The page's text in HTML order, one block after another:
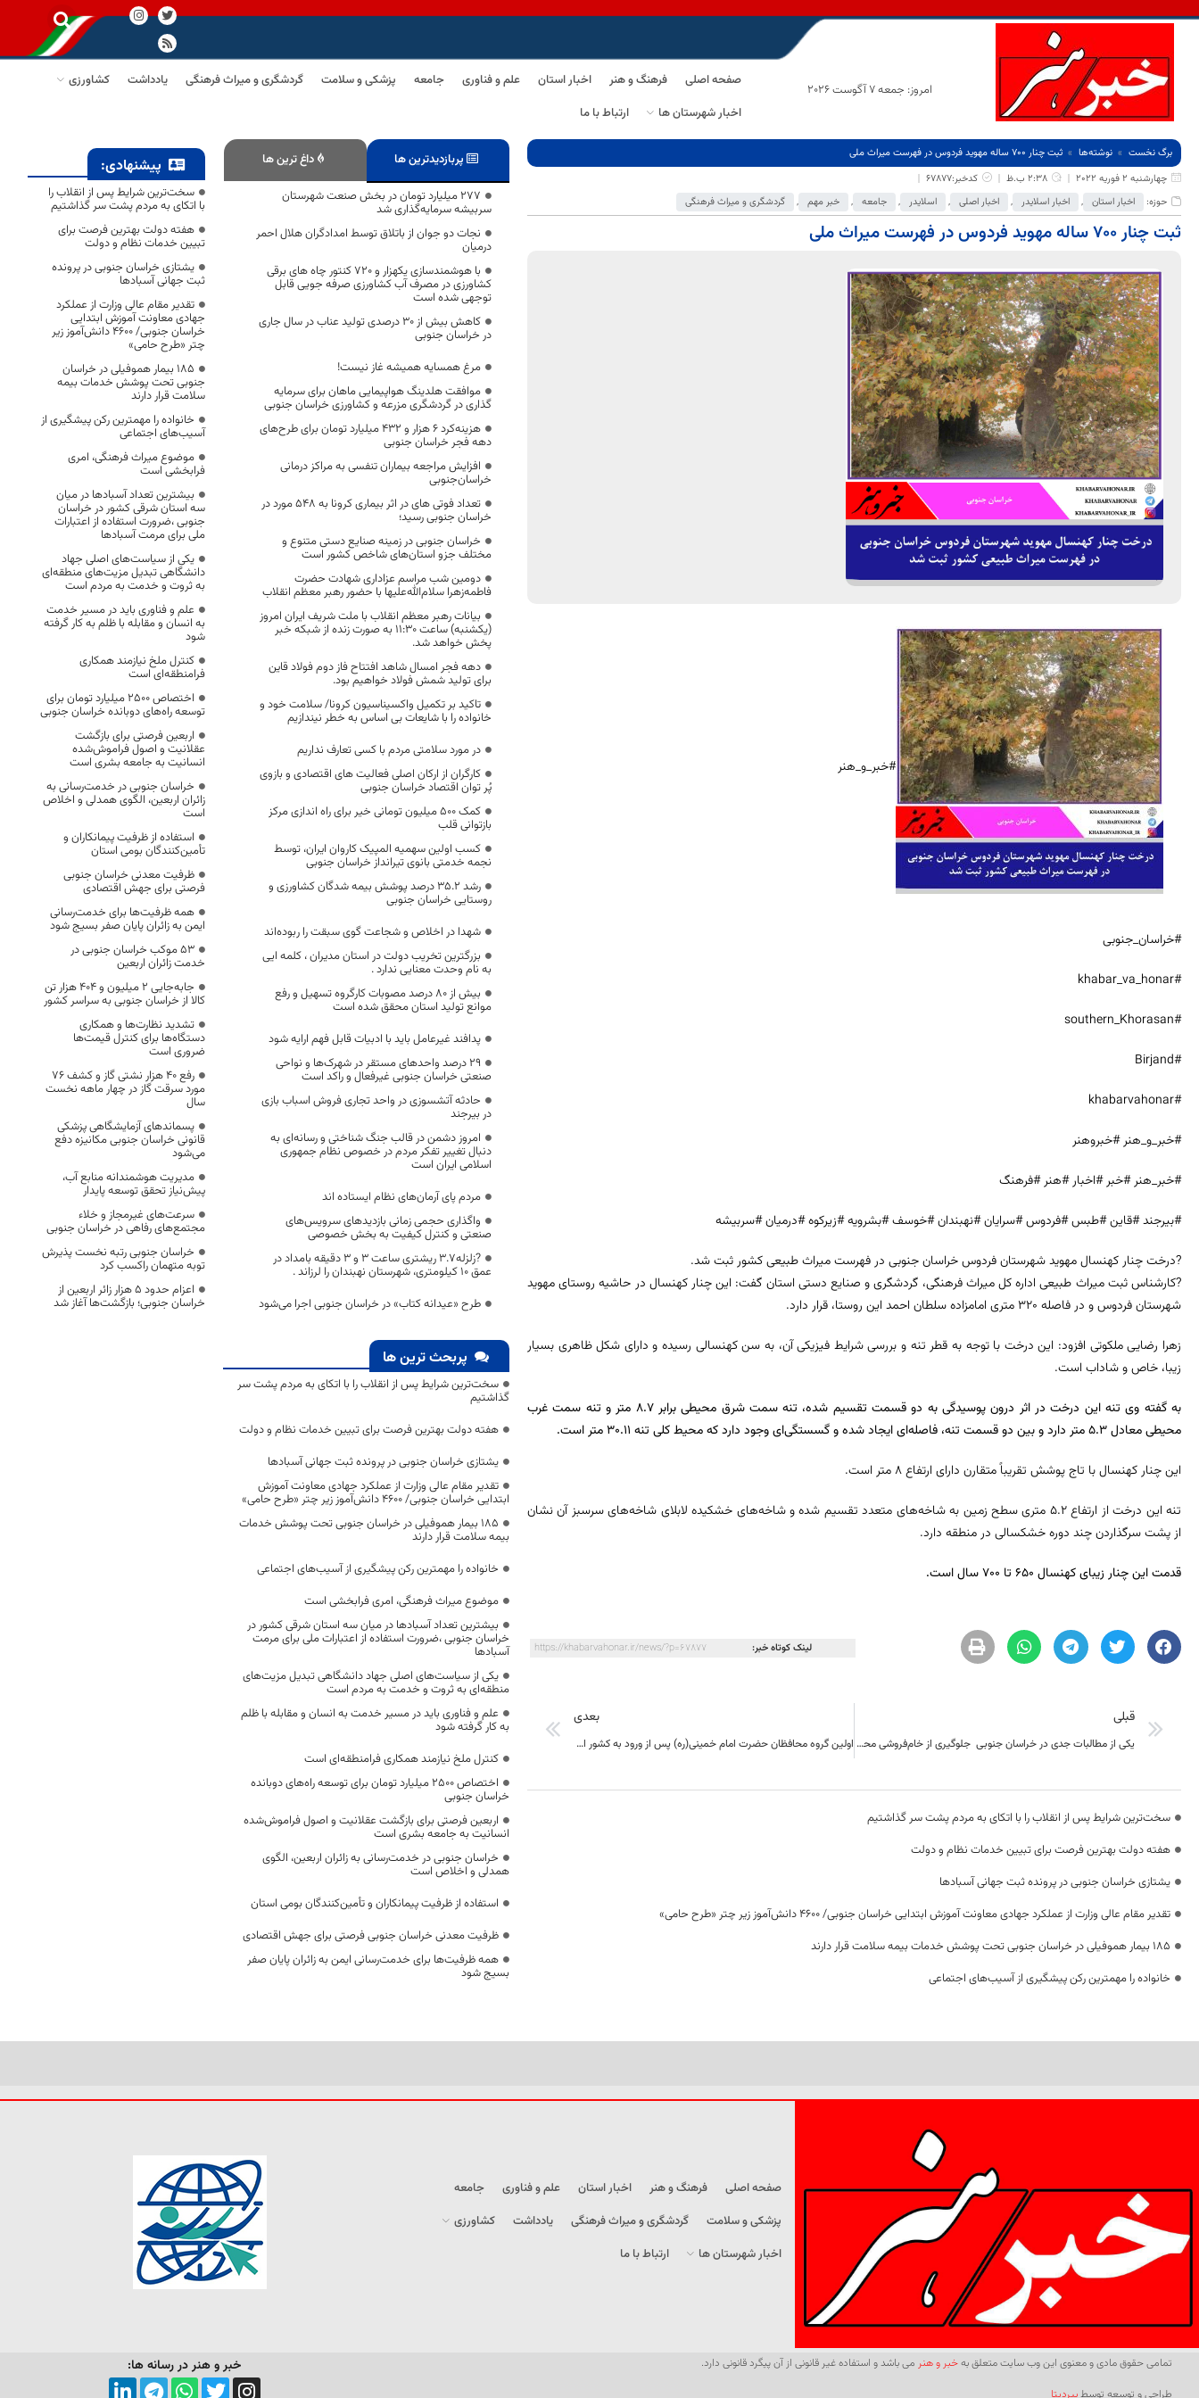
امروز: جمعه 7 آگوست 2026
صفحه اصلی فرهنگ و هنر اخبار استان علم و فناوری جامعه پزشکی و سلامت گردشگری و میراث فرهنگی یادداشت
کشاورزی
اخبار شهرستان ها
ارتباط با ما
برگ نخست نوشته‌ها
ثبت چنار 700 ساله مهوید فردوس در فهرست میراث ملی
چهارشنبه 2 فوریه 2022
2:38 ب.ظ
کدخبر:67877
حوزه:
اخبار استان , اخبار اسلایدر , اخبار اصلی , اسلایدر , جامعه , خبر مهم , گردشگری و میراث فرهنگی
ثبت چنار 700 ساله مهوید فردوس در فهرست میراث ملی
#خبر_و_هنر
#خراسان_جنوبی
#khabar_va_honar
#southern_Khorasan
#Birjand
#khabarvahonar
#خبر_و_هنر #خبروهنر
#خبر_هنر #خبر #اخبار #هنر #فرهنگ
#بیرجند #قاین #طبس #فردوس #سرایان #نهبندان #خوسف #بشرویه #زیرکوه #درمیان #سربیشه
?درخت چنار کهنسال مهوید شهرستان فردوس خراسان جنوبی در فهرست میراث طبیعی کشور ثبت شد.
?کارشناس ثبت میراث طبیعی اداره کل میراث فرهنگی، گردشگری و صنایع دستی استان گفت: این چنار کهنسال در حاشیه روستای مهوید
شهرستان فردوس و در فاصله ۳۲۰ متری امامزاده سلطان احمد این روستا، قرار دارد.
زهرا رضایی ملکوتی افزود: این درخت با توجه به قطر تنه و بررسی شرایط فیزیکی آن، به سن کهنسالی رسیده و دارای شکل ظاهری بسیار
زیبا، خاص و شاداب است.
به گفته وی تنه این درخت در اثر درون پوسیدگی به دو قسمت تقسیم شده، تنه سمت شرق محیطی برابر ۸.۷ متر و تنه سمت غرب
محیطی معادل ۵.۳ متر دارد و بین دو قسمت تنه، فاصله‌ای ایجاد شده و گسستگی‌ای وجود دارد که محیط کلی تنه ۳۰.۱۱ متر است.
این چنار کهنسال با تاج پوشش تقریباً متقارن دارای ارتفاع ۸ متر است.
تنه این درخت از ارتفاع ۵.۲ متری سطح زمین به شاخه‌های متعدد تقسیم شده و شاخه‌های خشکیده لابلای شاخه‌های سرسبز آن نشان
از پشت سرگذاردن چند دوره خشکسالی در منطقه دارد.
قدمت این چنار زیبای کهنسال ۶۵۰ تا ۷۰۰ سال است.
لینک کوتاه خبر: https://khabarvahonar.ir/news/?p=67877
قبلی
یکی از مطالبات جدی در خراسان جنوبی جلوگیری از خام‌فروشی محصولات معدنی و کشاورزی است
بعدی
اولین گروه محافظان حضرت امام خمینی(ره) پس از ورود به کشور از افسران ارتشی بودند
سخت‌ترین شرایط پس از انقلاب را با اتکای به مردم پشت سر گذاشتیم
هفته دولت بهترین فرصت برای تبیین خدمات نظام و دولت
یشتازی خراسان جنوبی در پرونده ثبت جهانی آسبادها
تقدیر مقام عالی وزارت از عملکرد جهادی معاونت آموزش ابتدایی خراسان جنوبی/ ۴۶۰۰ دانش‌آموز زیر چتر «طرح حامی»
۱۸۵ بیمار هموفیلی در خراسان جنوبی تحت پوشش خدمات بیمه سلامت قرار دارند
خانواده را مهمترین رکن پیشگیری از آسیب‌های اجتماعی
پربازدیدترین ها داغ ترین ها
۲۷۷ میلیارد تومان در بخش صنعت شهرستان
سربیشه سرمایه‌گذاری شد
نجات دو جوان از باتلاق توسط امدادگران هلال احمر
درمیان
با هوشمندسازی یکهزار و 720 کنتور چاه های برقی
کشاورزی در مصرف آب کشاورزی صرفه جویی قابل
توجهی شده است
کاهش بیش از ۳۰ درصدی تولید عناب در سال جاری
در خراسان جنوبی
مرغ همسایه همیشه غاز نیست!
موافقت هلدینگ هواپیمایی ماهان برای سرمایه
گذاری در گردشگری مزرعه و کشاورزی خراسان جنوبی
هزینه‌کرد ۶ هزار و ۴۳۲ میلیارد تومان برای طرح‌های
دهه فجر خراسان جنوبی
افزایش مراجعه بیماران تنفسی به مراکز درمانی
خراسان‌جنوبی
تعداد فوتی های در اثر بیماری کرونا به 548 مورد در
خراسان جنوبی رسید؛
خراسان جنوبی در زمینه صنایع دستی متنوع و
مختلف جزو استان‌های شاخص کشور است
دومین شب مراسم عزاداری شهادت حضرت
فاطمه‌زهرا سلام‌الله‌علیها با حضور رهبر معظم انقلاب
بیانات رهبر معظم انقلاب با ملت شریف ایران امروز
(یکشنبه) ساعت ۱۱:۳۰ به صورت زنده از شبکه خبر
پخش خواهد شد.
دهه فجر امسال شاهد افتتاح فاز دوم فولاد قاین
برای تولید شمش فولاد خواهیم بود.
تاکید بر تکمیل واکسیناسیون کرونا/ سلامت خود و
خانواده را با شایعات بی اساس به خطر نیندازیم
در مورد سلامتی مردم با کسی تعارف نداریم
کارگران از ارکان اصلی فعالیت های اقتصادی و بازوی
پُر توان اقتصاد خراسان جنوبی
️کمک 500 میلیون تومانی خیر برای راه اندازی مرکز
بازتوانی قلب
کسب اولین سهمیه المپیک کاروان ایران، توسط
نجمه خدمتی بانوی تیرانداز خراسان جنوبی
رشد ۳۵.۲ درصد پوشش بیمه شدگان کشاورزی و
روستایی خراسان جنوبی
شهدا در اخلاص و شجاعت گوی سبقت را ربوده‌اند
بزرگترین تخریب دولت در استان مدیران ، کلمه ایی
به نام وحدت معنایی ندارد .
بیش از ۸۰ درصد مصوبات کارگروه تسهیل و رفع
موانع تولید استان محقق شده است
پدافند غیرعامل باید با ادبیات قابل فهم ارایه شود
۲۹ درصد واحدهای مستقر در شهرک‌ها و نواحی
صنعتی خراسان جنوبی غیرفعال و راکد است
حادثه آتشسوزی در واحد تجاری فروش اسباب بازی
در بیرجند
امروز دشمن در قالب جنگ شناختی و رسانه‌ای به
دنبال تغییر تفکر مردم در خصوص نظام جمهوری
اسلامی ایران است
مردم پای آرمان‌های نظام ایستاده‌ اند
واگذاری حجمی زمانی بازدیدهای سرویس‌های
صنعتی و کنترل کیفیت به بخش خصوصی
?زلزله3.7 ریشتری ساعت 3 و 3 دقیقه بامداد در
عمق 10 کیلومتری، شهرستان نهبندان را لرزاند .
طرح «عیدانه کتاب» در خراسان جنوبی اجرا می‌شود
پربحث ترین ها
سخت‌ترین شرایط پس از انقلاب را با اتکای به مردم پشت سر
گذاشتیم
هفته دولت بهترین فرصت برای تبیین خدمات نظام و دولت
یشتازی خراسان جنوبی در پرونده ثبت جهانی آسبادها
تقدیر مقام عالی وزارت از عملکرد جهادی معاونت آموزش
ابتدایی خراسان جنوبی/ ۴۶۰۰ دانش‌آموز زیر چتر «طرح حامی»
۱۸۵ بیمار هموفیلی در خراسان جنوبی تحت پوشش خدمات
بیمه سلامت قرار دارند
خانواده را مهمترین رکن پیشگیری از آسیب‌های اجتماعی
موضوع میراث فرهنگی، امری فرابخشی است
بیشترین تعداد آسبادها در میان سه استان شرقی کشور در
خراسان جنوبی ،ضرورت استفاده از اعتبارات ملی برای مرمت
آسبادها
یکی از سیاست‌های اصلی جهاد دانشگاهی تبدیل مزیت‌های
منطقه‌ای به ثروت و خدمت به مردم است
علم و فناوری باید در مسیر خدمت به انسان و مقابله با ظلم
به کار گرفته شود
کنترل ملخ نیازمند همکاری فرامنطقه‌ای است
اختصاص 2500 میلیارد تومان برای توسعه راه‌های دوبانده
خراسان جنوبی
اربعین فرصتی برای بازگشت عقلانیت و اصول فراموش‌شده
انسانیت به جامعه بشری است
خراسان جنوبی در خدمت‌رسانی به زائران اربعین، الگوی
همدلی و اخلاص است
استفاده از ظرفیت پیمانکاران و تأمین‌کنندگان بومی استان
ظرفیت معدنی خراسان جنوبی فرصتی برای جهش اقتصادی
همه ظرفیت‌ها برای خدمت‌رسانی ایمن به زائران پایان صفر
بسیج شود
پیشنهادی:
سخت‌ترین شرایط پس از انقلاب را
با اتکای به مردم پشت سر گذاشتیم
هفته دولت بهترین فرصت برای
تبیین خدمات نظام و دولت
یشتازی خراسان جنوبی در پرونده
ثبت جهانی آسبادها
تقدیر مقام عالی وزارت از عملکرد
جهادی معاونت آموزش ابتدایی
خراسان جنوبی/ ۴۶۰۰ دانش‌آموز زیر
چتر «طرح حامی»
۱۸۵ بیمار هموفیلی در خراسان
جنوبی تحت پوشش خدمات بیمه
سلامت قرار دارند
خانواده را مهمترین رکن پیشگیری از
آسیب‌های اجتماعی
موضوع میراث فرهنگی، امری
فرابخشی است
بیشترین تعداد آسبادها در میان
سه استان شرقی کشور در خراسان
جنوبی ،ضرورت استفاده از اعتبارات
ملی برای مرمت آسبادها
یکی از سیاست‌های اصلی جهاد
دانشگاهی تبدیل مزیت‌های منطقه‌ای
به ثروت و خدمت به مردم است
علم و فناوری باید در مسیر خدمت
به انسان و مقابله با ظلم به کار گرفته
شود
کنترل ملخ نیازمند همکاری
فرامنطقه‌ای است
اختصاص 2500 میلیارد تومان برای
توسعه راه‌های دوبانده خراسان جنوبی
اربعین فرصتی برای بازگشت
عقلانیت و اصول فراموش‌شده
انسانیت به جامعه بشری است
خراسان جنوبی در خدمت‌رسانی به
زائران اربعین، الگوی همدلی و اخلاص
است
استفاده از ظرفیت پیمانکاران و
تأمین‌کنندگان بومی استان
ظرفیت معدنی خراسان جنوبی
فرصتی برای جهش اقتصادی
همه ظرفیت‌ها برای خدمت‌رسانی
ایمن به زائران پایان صفر بسیج شود
53 موکب خراسان جنوبی در
خدمت زائران اربعین
جابه‌جایی 2 میلیون و 404 هزار تن
کالا از خراسان جنوبی به سراسر کشور
تشدید نظارت‌ها و همکاری
دستگاه‌ها برای کنترل قیمت‌ها
ضروری است
رفع 40 هزار نشتی گاز و کشف 76
مورد سرقت گاز در چهار ماهه نخست
سال
پسماندهای آزمایشگاهی پزشکی
قانونی خراسان جنوبی مکانیزه دفع
می‌شود
مدیریت هوشمندانه منابع آب،
پیش‌نیاز تحقق توسعه پایدار
سرعت‌های غیرمجاز و خلاء
مجتمع‌های رفاهی در خراسان جنوبی
خراسان جنوبی رتبه نخست پذیرش
توبه متهمان راکسب کرد
اعزام حدود 5 هزار زائر اربعین از
خراسان جنوبی؛ بازگشت‌ها آغاز شد
صفحه اصلی فرهنگ و هنر اخبار استان علم و فناوری
جامعه
پزشکی و سلامت
گردشگری و میراث فرهنگی یادداشت
کشاورزی
اخبار شهرستان ها
ارتباط با ما
تمامی حقوق مادی و معنوی این وب سایت متعلق بهخبر و هنر می باشد و استفاده غیر قانونی از آن پیگرد قانونی دارد.
طراحی و توسعه توسطبیردیتا
خبر و هنر در رسانه ها: